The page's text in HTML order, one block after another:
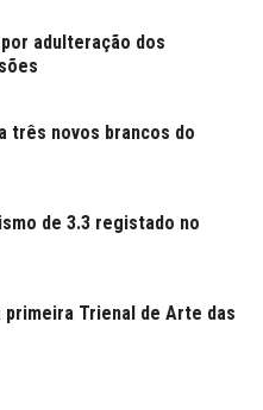
adulteração dos
três novos brancos do
de 3.3 registado no
Trienal de Arte das